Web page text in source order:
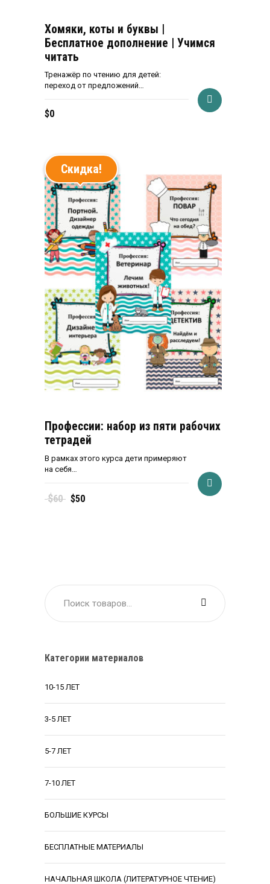
Хомяки, коты и буквы |
Бесплатное дополнение | Учимся
читать
Тренажёр по чтению для детей:
переход от предложений…
$0
Скидка!
Профессии: набор из пяти рабочих
тетрадей
В рамках этого курса дети примеряют
на себя…
$60
Первоначальная
$50Текущая
Категории материалов
10-15 ЛЕТ
3-5 ЛЕТ
5-7 ЛЕТ
7-10 ЛЕТ
БОЛЬШИЕ КУРСЫ
БЕСПЛАТНЫЕ МАТЕРИАЛЫ
НАЧАЛЬНАЯ ШКОЛА (ЛИТЕРАТУРНОЕ ЧТЕНИЕ)